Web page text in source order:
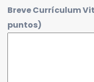
Breve Currículum
puntos)